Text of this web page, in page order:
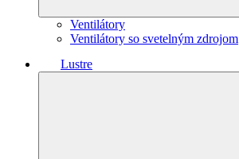
Ventilátory
Ventilátory so svetelným zdrojom
Lustre